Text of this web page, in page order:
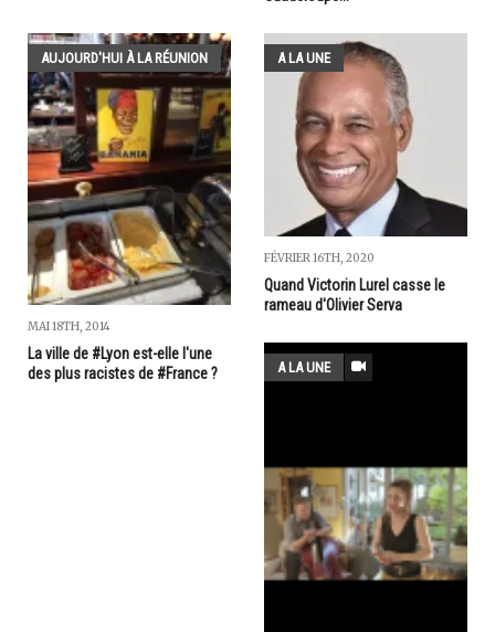
AUJOURD'HUI À LA RÉUNION
MAI 18TH, 2014
La ville de #Lyon est-elle l'une
des plus racistes de #France ?
A LA UNE
FÉVRIER 16TH, 2020
Quand Victorin Lurel casse le
rameau d'Olivier Serva
A LA UNE